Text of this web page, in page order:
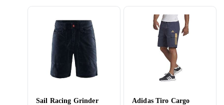
Sail Racing Grinder
Adidas Tiro Cargo